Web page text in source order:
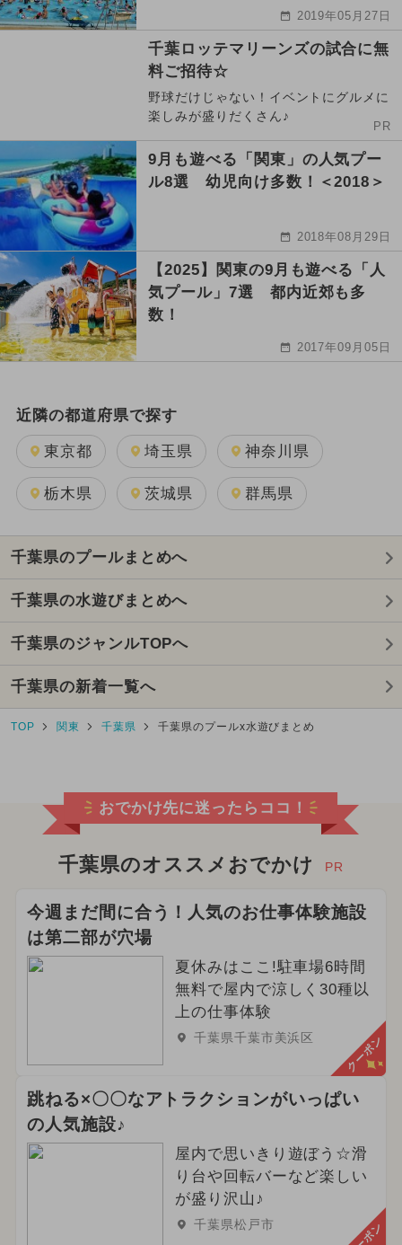
2019年05月27日
千葉ロッテマリーンズの試合に無
料ご招待☆
野球だけじゃない！イベントにグルメに
楽しみが盛りだくさん♪
PR
9月も遊べる「関東」の人気プー
ル8選 幼児向け多数！＜2018＞
2018年08月29日
【2025】関東の9月も遊べる「人
気プール」7選 都内近郊も多
数！
2017年09月05日
近隣の都道府県で探す
東京都 埼玉県 神奈川県
栃木県 茨城県 群馬県
千葉県のプールまとめへ
千葉県の水遊びまとめへ
千葉県のジャンルTOPへ
千葉県の新着一覧へ
TOP 関東 千葉県 千葉県のプールx水遊びまとめ
おでかけ先に迷ったらココ！
千葉県のオススメおでかけ PR
今週まだ間に合う！人気のお仕事体験施設
は第二部が穴場
夏休みはここ!駐車場6時間
無料で屋内で涼しく30種以
上の仕事体験
千葉県千葉市美浜区 クーポン
跳ねる×〇〇なアトラクションがいっぱい
の人気施設♪
屋内で思いきり遊ぼう☆滑
り台や回転バーなど楽しい
が盛り沢山♪
千葉県松戸市